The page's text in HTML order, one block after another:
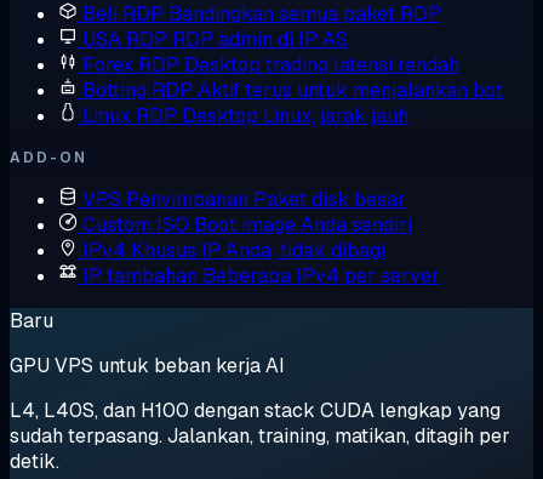
Beli RDP Bandingkan semua paket RDP
USA RDP RDP admin di IP AS
Forex RDP Desktop trading latensi rendah
Botting RDP Aktif terus untuk menjalankan bot
Linux RDP Desktop Linux, jarak jauh
ADD-ON
VPS Penyimpanan Paket disk besar
Custom ISO Boot image Anda sendiri
IPv4 Khusus IP Anda, tidak dibagi
IP tambahan Beberapa IPv4 per server
Baru
GPU VPS untuk beban kerja AI
L4, L40S, dan H100 dengan stack CUDA lengkap yang
sudah terpasang. Jalankan, training, matikan, ditagih per
detik.